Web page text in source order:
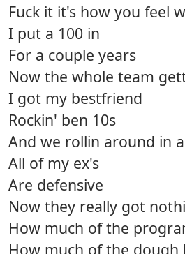
Fuck it it's how you feel
I put a 100 in
For a couple years
Now the whole team
I got my bestfriend
Rockin' ben 10s
And we rollin around in
All of my ex's
Are defensive
Now they really got
How much of the
How much of the dough